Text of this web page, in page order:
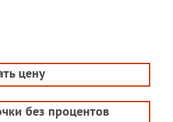
цену
без процентов